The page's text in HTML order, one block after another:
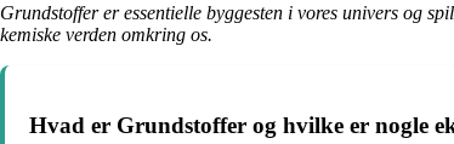
Grundstoffer er essentielle byggesten i vores univers og
kemiske verden omkring os.
Hvad er Grundstoffer og hvilke er nogle